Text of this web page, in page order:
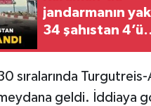
jandarmanın
34 şahıstan 4’ü
sıralarında
geldi. İddiaya